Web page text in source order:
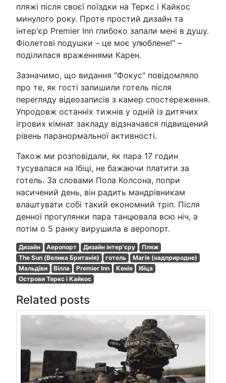
пляжі після своєї поїздки на Теркс і Кайкос
минулого року. Проте простий дизайн та
інтер'єр Premier Inn глибоко запали мені в душу.
Фіолетові подушки – це моє улюблене!" –
поділилася враженнями Карен.
Зазначимо, що видання "Фокус" повідомляло
про те, як гості залишили готель після
перегляду відеозаписів з камер спостереження.
Упродовж останніх тижнів у одній із дитячих
ігрових кімнат закладу відзначався підвищений
рівень паранормальної активності.
Також ми розповідали, як пара 17 годин
тусувалася на Ібіці, не бажаючи платити за
готель. За словами Пола Колсона, попри
насичений день, він радить мандрівникам
влаштувати собі такий економний тріп. Після
денної прогулянки пара танцювала всю ніч, а
потім о 5 ранку вирушила в аеропорт.
Дизайн Аеропорт Дизайн інтер'єру
Пляж
The Sun (Велика Британія)
готель
Магія (надприродне)
Мальдіви
Вілла Premier Inn Кенія
Ібіца
Острови Теркс і Кайкос
Related posts